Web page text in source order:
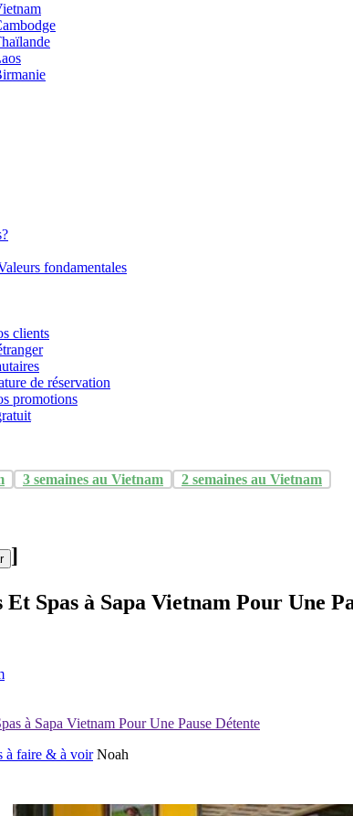
fondamentales
clients
de réservation
promotions
3 semaines au Vietnam 2 semaines au Vietnam
]
Et Spas à Sapa Vietnam Pour Une
à Sapa Vietnam Pour Une Pause Détente
à faire & à voir Noah